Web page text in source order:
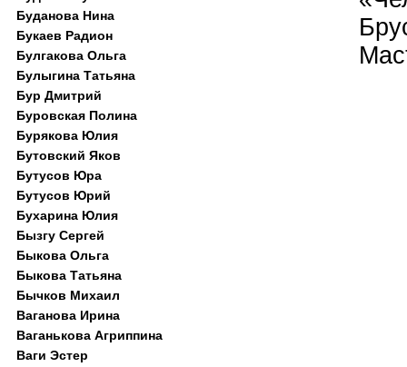
Буданова Нина
Букаев Радион
Булгакова Ольга
Булыгина Татьяна
Бур Дмитрий
Буровская Полина
Бурякова Юлия
Бутовский Яков
Бутусов Юра
Бутусов Юрий
Бухарина Юлия
Бызгу Сергей
Быкова Ольга
Быкова Татьяна
Бычков Михаил
Ваганова Ирина
Ваганькова Агриппина
Ваги Эстер